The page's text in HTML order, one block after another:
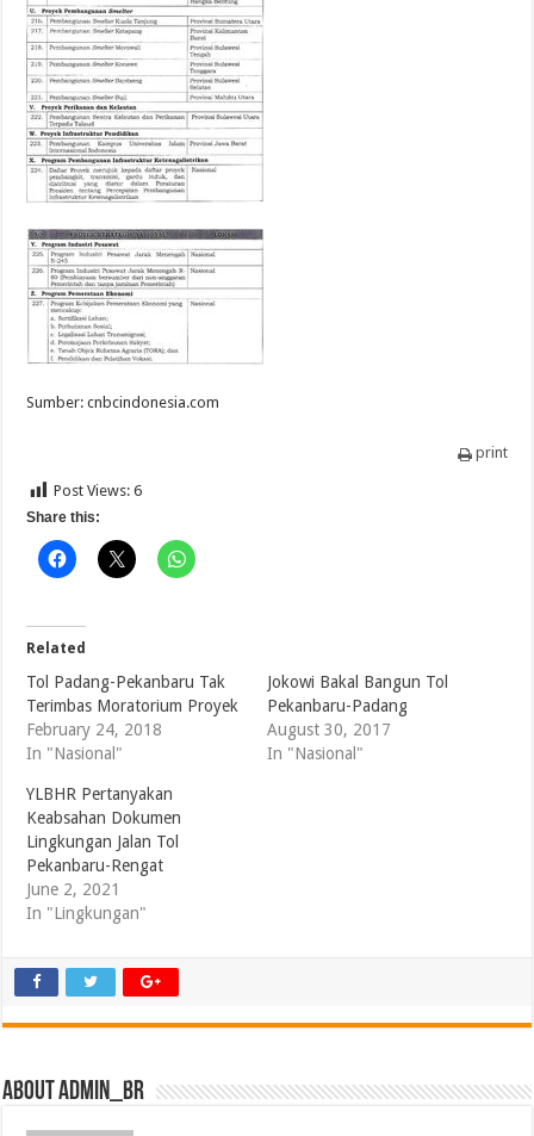
Sumber: cnbcindonesia.com
print
Post Views: 6
Share this:
Related
Tol Padang-Pekanbaru Tak
Terimbas Moratorium Proyek
February 24, 2018
In "Nasional"
Jokowi Bakal Bangun Tol
Pekanbaru-Padang
August 30, 2017
In "Nasional"
YLBHR Pertanyakan
Keabsahan Dokumen
Lingkungan Jalan Tol
Pekanbaru-Rengat
June 2, 2021
In "Lingkungan"
About admin_br